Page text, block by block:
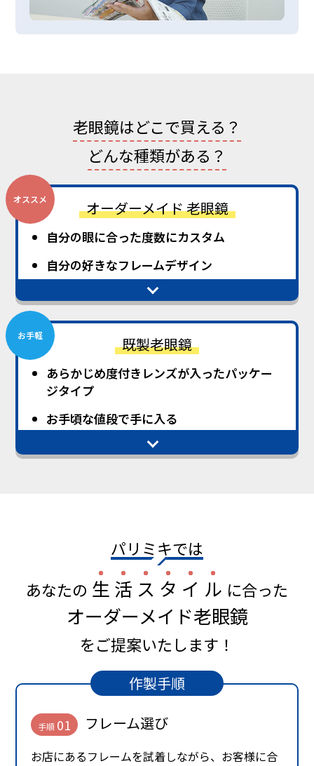
老眼鏡はどこで買える？
どんな種類がある？
オーダーメイド⽼眼鏡
自分の眼に合った度数にカスタム
⾃分の好きなフレームデザイン
オススメ
既製老眼鏡
あらかじめ度付きレンズが⼊ったパッケー
ジタイプ
お⼿頃な値段で⼿に⼊る
お手軽
パリミキでは
あなたの ⽣ 活 ス タ イ ル に合った
オーダーメイド⽼眼鏡
をご提案いたします！
作製手順
手順 01 フレーム選び
お店にあるフレームを試着しながら、お客様に合